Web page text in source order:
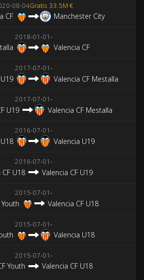
08-04Gratis 33.5M €
CF Manchester City
2018-01-01-
Valencia CF
2017-07-01-
Valencia CF Mestalla
2017-07-01-
U19 Valencia CF Mestalla
2016-07-01-
Valencia U19
2016-07-01-
CF U18 Valencia CF U19
2015-07-01-
Valencia CF U18
2015-07-01-
Valencia U18
2015-07-01-
Youth Valencia CF U18